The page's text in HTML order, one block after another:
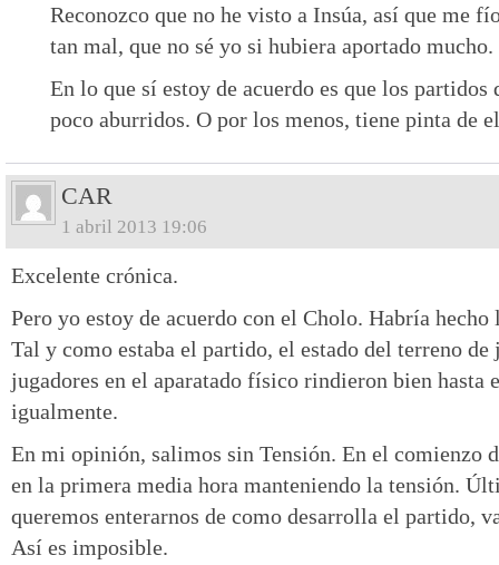
Reconozco que no he visto a Insúa, así que me
tan mal, que no sé yo si hubiera aportado mucho.
En lo que sí estoy de acuerdo es que los partidos
poco aburridos. O por los menos, tiene pinta de
CAR
1 abril 2013 19:06
Excelente crónica.
Pero yo estoy de acuerdo con el Cholo. Habría
Tal y como estaba el partido, el estado del terreno de
jugadores en el aparatado físico rindieron bien hasta
igualmente.
En mi opinión, salimos sin Tensión. En el comienzo
en la primera media hora manteniendo la tensión.
queremos enterarnos de como desarrolla el partido,
Así es imposible.